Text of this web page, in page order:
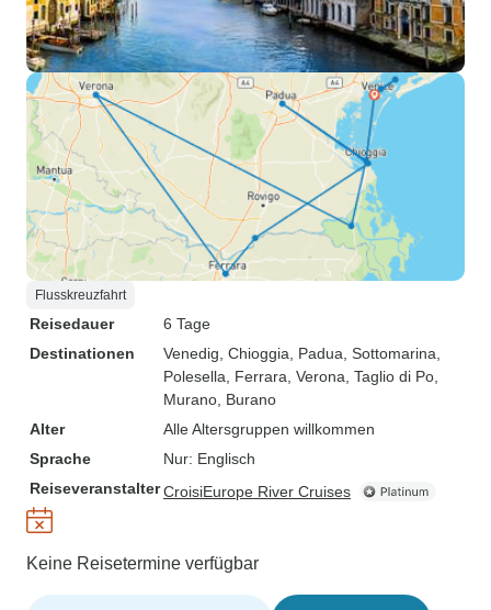
Flusskreuzfahrt
Reisedauer
6 Tage
Destinationen
Venedig , Chioggia , Padua , Sottomarina
Polesella , Ferrara , Verona , Taglio di Po
Murano , Burano
Alter
Alle Altersgruppen willkommen
Sprache
Nur: Englisch
ReiseveranstalterCroisiEurope River Cruises
Keine Reisetermine verfügbar